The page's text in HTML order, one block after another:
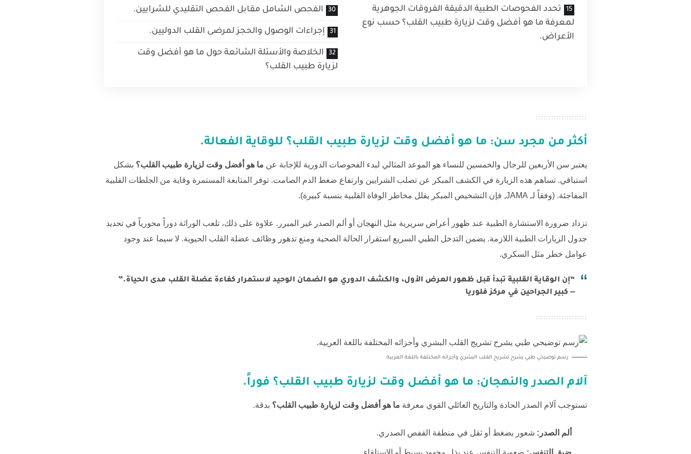
تحدد الفحوصات الطبية الدقيقة الفروقات الجوهرية
لمعرفة ما هو أفضل وقت لزيارة طبيب القلب؟ حسب نوع
الأعراض.
الفحص الشامل مقابل الفحص التقليدي للشرايين.
إجراءات الوصول والحجز لمرضى القلب الدوليين.
الخلاصة والأسئلة الشائعة حول ما هو أفضل وقت
لزيارة طبيب القلب؟
أكثر من مجرد سن: ما هو أفضل وقت لزيارة طبيب القلب؟ للوقاية الفعالة.
يعتبر سن الأربعين للرجال والخمسين للنساء هو الموعد المثالي لبدء الفحوصات الدورية للإجابة عن ما هو أفضل وقت لزيارة طبيب القلب؟ بشكل
استباقي. تساهم هذه الزيارة في الكشف المبكر عن تصلب الشرايين وارتفاع ضغط الدم الصامت. توفر المتابعة المستمرة وقاية من الجلطات القلبية
المفاجئة. (وفقاً لـ JAMA, فإن التشخيص المبكر يقلل مخاطر الوفاة القلبية بنسبة كبيرة).
تزداد ضرورة الاستشارة الطبية عند ظهور أعراض سريرية مثل النهجان أو ألم الصدر غير المبرر. علاوة على ذلك، تلعب الوراثة دوراً محورياً في تحديد
جدول الزيارات الطبية اللازمة. يضمن التدخل الطبي السريع استقرار الحالة الصحية ومنع تدهور وظائف عضلة القلب الحيوية. لا سيما عند وجود
عوامل خطر مثل السكري.
“إن الوقاية القلبية تبدأ قبل ظهور العرض الأول، والكشف الدوري هو الضمان الوحيد لاستمرار كفاءة عضلة القلب مدى الحياة.”
— كبير الجراحين في مركز فلوريا
رسم توضيحي طبي يشرح تشريح القلب البشري وأجزائه المختلفة باللغة العربية.
آلام الصدر والنهجان: ما هو أفضل وقت لزيارة طبيب القلب؟ فوراً.
تستوجب آلام الصدر الحادة والتاريخ العائلي القوي معرفة ما هو أفضل وقت لزيارة طبيب القلب؟ بدقة.
ألم الصدر: شعور بضغط أو ثقل في منطقة القفص الصدري.
ضيق التنفس: صعوبة التنفس عند بذل مجهود بسيط أو الاستلقاء.